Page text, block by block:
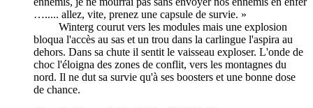
…..... allez, vite, prenez une capsule de survie. »
Winterg courut vers les modules mais une explosion
bloqua l'accès au sas et un trou dans la carlingue l'aspira au
dehors. Dans sa chute il sentit le vaisseau exploser. L'onde de
choc l'éloigna des zones de conflit, vers les montagnes du
nord. Il ne dut sa survie qu'à ses boosters et une bonne dose
de chance.